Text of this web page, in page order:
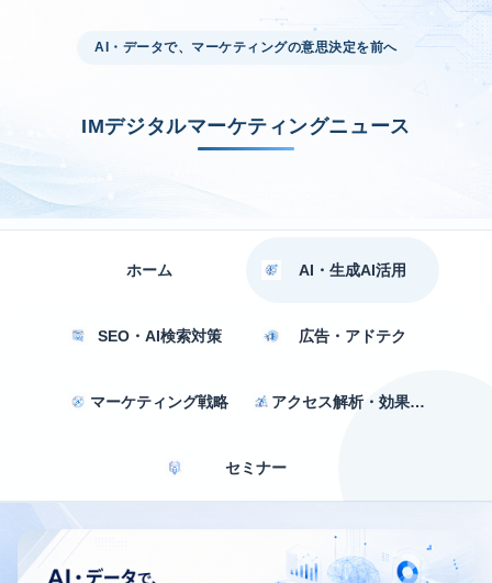
AI・データで、マーケティングの意思決定を前へ
IMデジタルマーケティングニュース
ホーム AI・生成AI活用
SEO・AI検索対策 広告・アドテク
マーケティング戦略 アクセス解析・効果測定
セミナー